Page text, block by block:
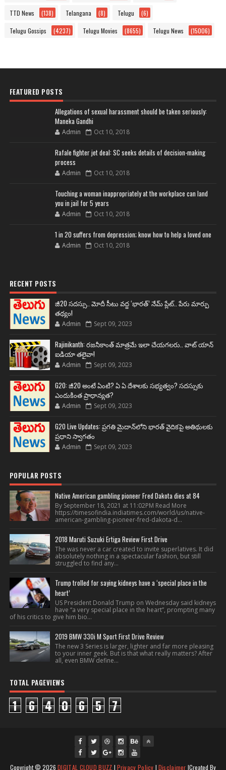
TTD News (138) Telangana (8) Telugu (6)
Telugu Gossips (4237) Telugu Movies (8655) Telugu News (15006)
FEATURED POSTS
Allegations of sexual harassment should be taken seriously:
Maneka Gandhi
Admin Oct 10, 2018
Rafale fighter jet deal: SC seeks details of decision-making
process
Admin Oct 10, 2018
Touching a woman inappropriately at the workplace can land
you in jail for 5 years
Admin Oct 10, 2018
1 in 20 suffers from depression; know how to help a loved one
Admin Oct 10, 2018
RECENT POSTS
జీ20 సదస్సు.. మోదీ సీటు వద్ద ‘భారత్’ నేమ్ ప్లేట్‌.. పేరు మార్పు
తథ్యం!
Admin Sept 09, 2023
Rajinikanth: రజనీకాంత్ మాత్రమే ఇలా చేయగలరు.. వాట్ యాన్
ఐడియా తలైవా!
Admin Sept 09, 2023
G20: జీ20 అంటే ఏంటి? ఏ ఏ దేశాలకు సభ్యత్వం? సదస్సుకు
ఎందుకింత ప్రాధాన్యత?
Admin Sept 09, 2023
G20 Live Updates: ప్రగతి మైదాన్‌లోని భారత్ వైదికపై అతిథులకు
ప్రధాని స్వాగతం
Admin Sept 09, 2023
POPULAR POSTS
Native American gambling pioneer Fred Dakota dies at 84
By September 18, 2021 at 11:02PM Read More
https://timesofindia.indiatimes.com/world/us/native-
american-gambling-pioneer-fred-dakota-d...
2018 Maruti Suzuki Ertiga Review First Drive
The was never a car created to invite superlatives. It did
absolutely nothing in a spectacular fashion, but still
struggled to find any...
Trump trolled for saying kidneys have a ‘special place in the
heart’
US President Donald Trump on Wednesday said kidneys
have “a very special place in the heart”, prompting many
of his critics to give him bio...
2019 BMW 330i M Sport First Drive Review
The new 3 Series is larger, lighter and far more pleasing
to your inner geek. But is that what really matters? After
all, even BMW define...
TOTAL PAGEVIEWS
1 6 4 0 6 5 7
fac twi
gpl ins
you
Copyright ©2026DIGITAL CLOUD BUZZ | Privacy Policy | Disclaimer |Created By